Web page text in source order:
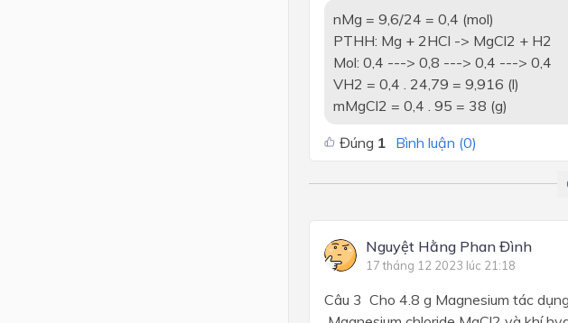
nMg = 9,6/24 = 0,4 (mol)
PTHH: Mg + 2HCl -> MgCl2 + H2
Mol: 0,4 ---> 0,8 ---> 0,4 ---> 0,4
VH2 = 0,4 . 24,79 = 9,916 (l)
mMgCl2 = 0,4 . 95 = 38 (g)
Đúng 1 Bình luận (0)
Nguyệt Hằng Phan Đình
17 tháng 12 2023 lúc 21:18
Câu 3 Cho 4.8 g Magnesium tác